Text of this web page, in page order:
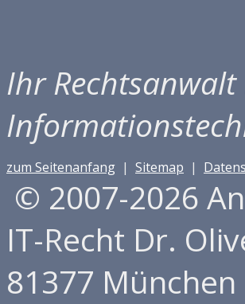
Ihr
zum Seitenanfang | Sitemap |
© 2007-2026
IT-Recht Dr.
81377 München